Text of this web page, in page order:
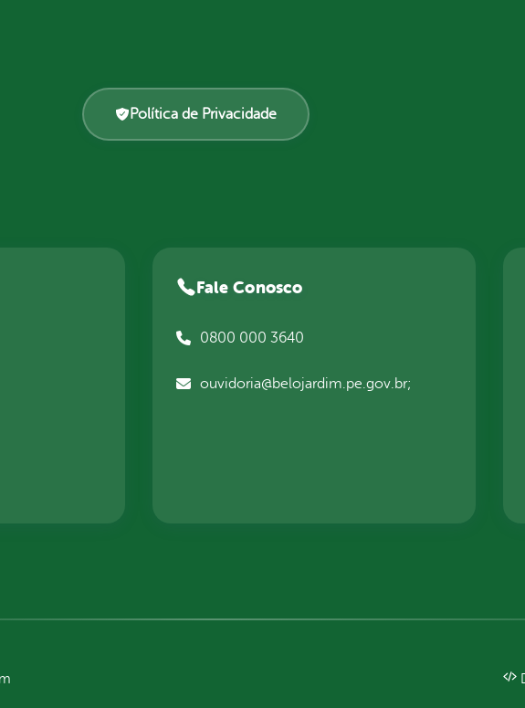
Política de Privacidade
Fale Conosco
0800 000 3640
ouvidoria@belojardim.pe.gov.br;